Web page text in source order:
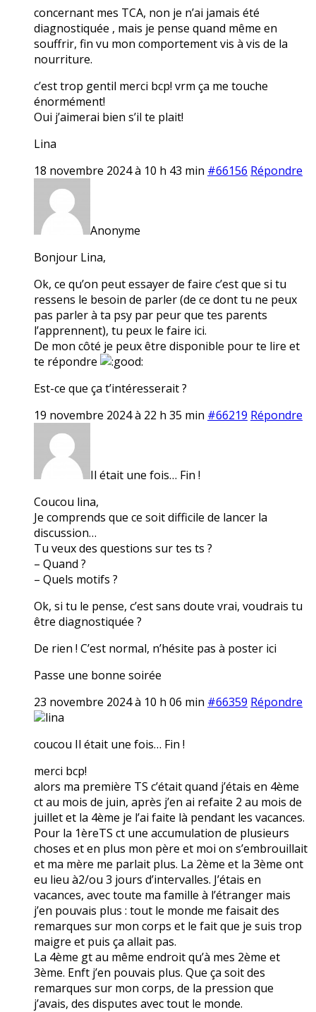
concernant mes TCA, non je n’ai jamais été
diagnostiquée , mais je pense quand même en
souffrir, fin vu mon comportement vis à vis de la
nourriture.
c’est trop gentil merci bcp! vrm ça me touche
énormément!
Oui j’aimerai bien s’il te plait!
Lina
18 novembre 2024 à 10 h 43 min #66156 Répondre
Anonyme
Bonjour Lina,
Ok, ce qu’on peut essayer de faire c’est que si tu
ressens le besoin de parler (de ce dont tu ne peux
pas parler à ta psy par peur que tes parents
l’apprennent), tu peux le faire ici.
De mon côté je peux être disponible pour te lire et
te répondre
Est-ce que ça t’intéresserait ?
19 novembre 2024 à 22 h 35 min #66219 Répondre
Il était une fois… Fin !
Coucou lina,
Je comprends que ce soit difficile de lancer la
discussion…
Tu veux des questions sur tes ts ?
– Quand ?
– Quels motifs ?
Ok, si tu le pense, c’est sans doute vrai, voudrais tu
être diagnostiquée ?
De rien ! C’est normal, n’hésite pas à poster ici
Passe une bonne soirée
23 novembre 2024 à 10 h 06 min #66359 Répondre
lina
coucou Il était une fois… Fin !
merci bcp!
alors ma première TS c’était quand j’étais en 4ème
ct au mois de juin, après j’en ai refaite 2 au mois de
juillet et la 4ème je l’ai faite là pendant les vacances.
Pour la 1èreTS ct une accumulation de plusieurs
choses et en plus mon père et moi on s’embrouillait
et ma mère me parlait plus. La 2ème et la 3ème ont
eu lieu à2/ou 3 jours d’intervalles. J’étais en
vacances, avec toute ma famille à l’étranger mais
j’en pouvais plus : tout le monde me faisait des
remarques sur mon corps et le fait que je suis trop
maigre et puis ça allait pas.
La 4ème gt au même endroit qu’à mes 2ème et
3ème. Enft j’en pouvais plus. Que ça soit des
remarques sur mon corps, de la pression que
j’avais, des disputes avec tout le monde.